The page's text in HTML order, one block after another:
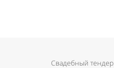
Свадебный тендер